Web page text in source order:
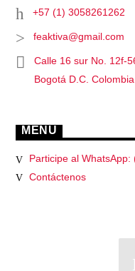
+57 (1) 3058261262
feaktiva@gmail.com
Calle 16 sur No. 12f-
Bogotá D.C. Colombia
MENU
Participe al
Contáctenos